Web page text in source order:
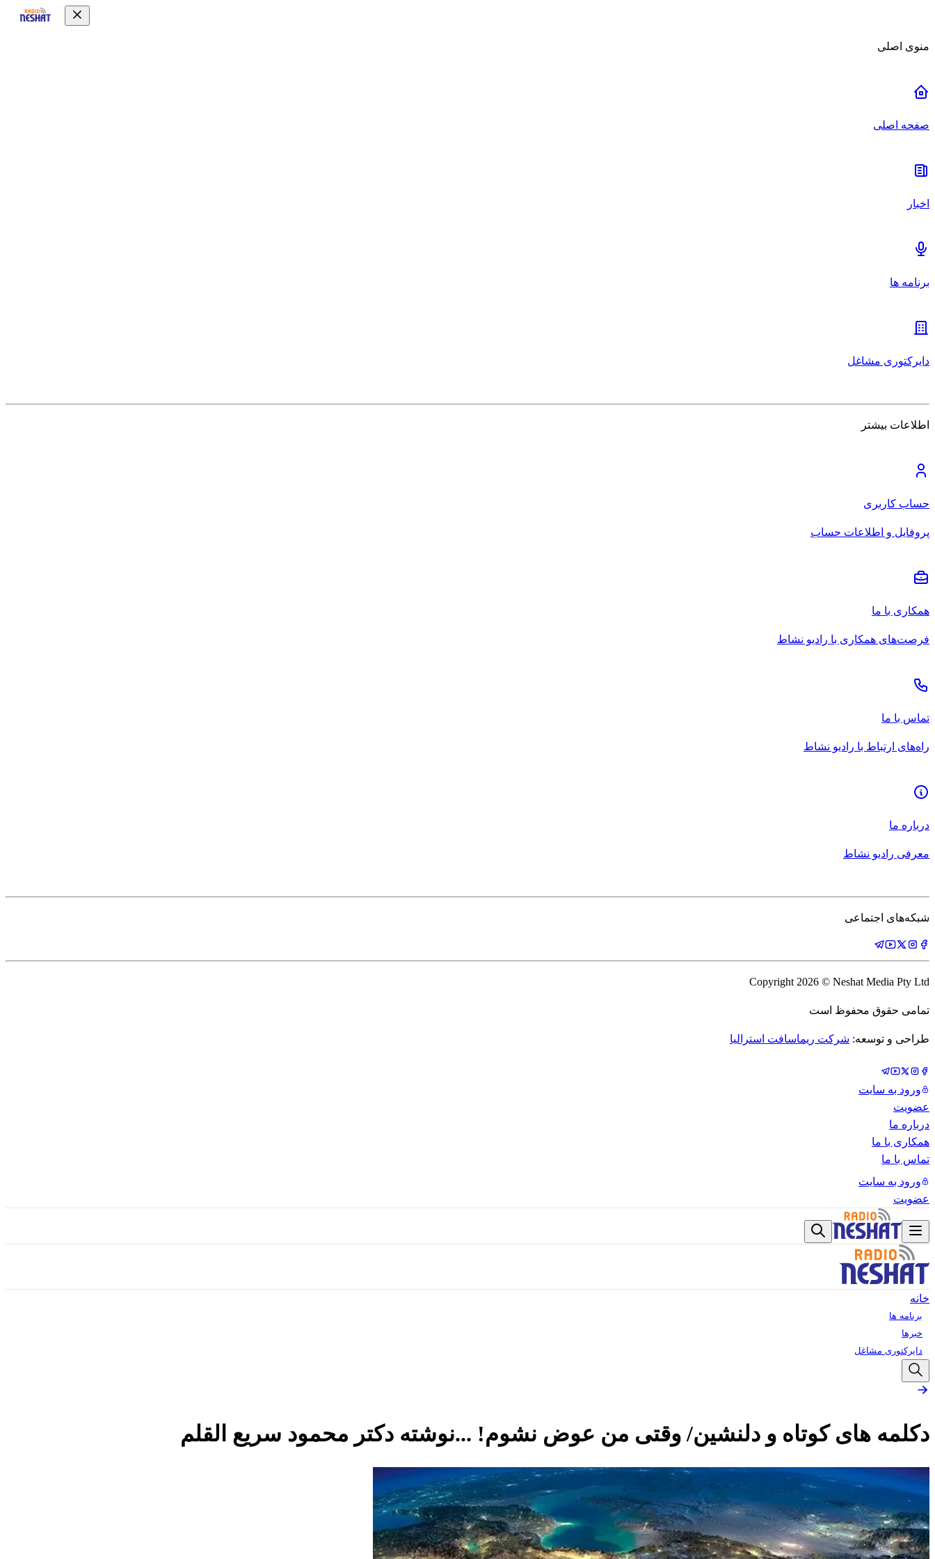
منوی اصلی
صفحه اصلی
اخبار
برنامه ها
دایرکتوری مشاغل
اطلاعات بیشتر
حساب کاربری
پروفایل و اطلاعات حساب
همکاری با ما
فرصت‌های همکاری با رادیو نشاط
تماس با ما
راه‌های ارتباط با رادیو نشاط
درباره ما
معرفی رادیو نشاط
شبکه‌های اجتماعی
Copyright 2026 © Neshat Media Pty Ltd
تمامی حقوق محفوظ است
طراحی و توسعه: شرکت ریماسافت استرالیا
ورود به سایت
عضویت
درباره ما
همکاری با ما
تماس با ما
ورود به سایت
عضویت
خانه
برنامه ها
خبرها
دایرکتوری مشاغل
دکلمه های کوتاه و دلنشین/ وقتی من عوض نشوم! ...نوشته دکتر محمود سریع القلم